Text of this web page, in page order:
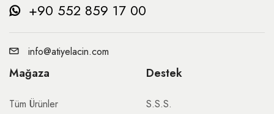
+90 552 859 17 00
info@atiyelacin.com
Mağaza
Tüm Ürünler
Destek
S.S.S.